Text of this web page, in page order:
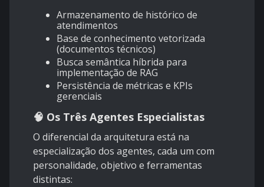
Armazenamento de histórico de
atendimentos
Base de conhecimento vetorizada
(documentos técnicos)
Busca semântica híbrida para
implementação de RAG
Persistência de métricas e KPIs
gerenciais
🧠 Os Três Agentes Especialistas
O diferencial da arquitetura está na
especialização dos agentes, cada um com
personalidade, objetivo e ferramentas
distintas: